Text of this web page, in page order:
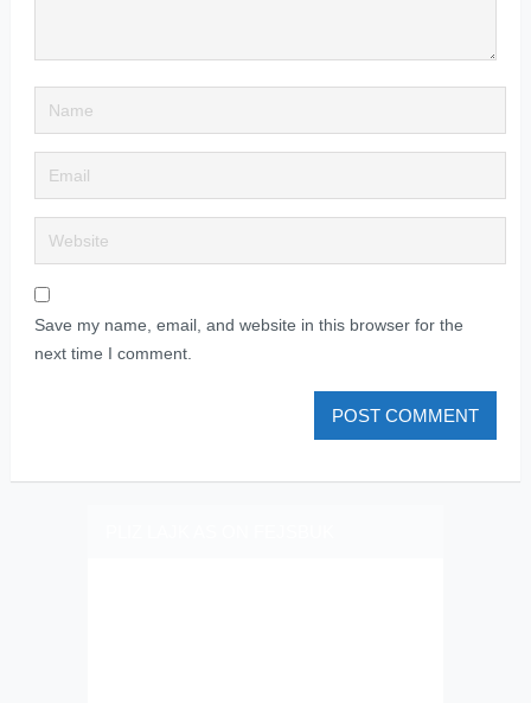
Save my name, email, and website in this browser for the
next time I comment.